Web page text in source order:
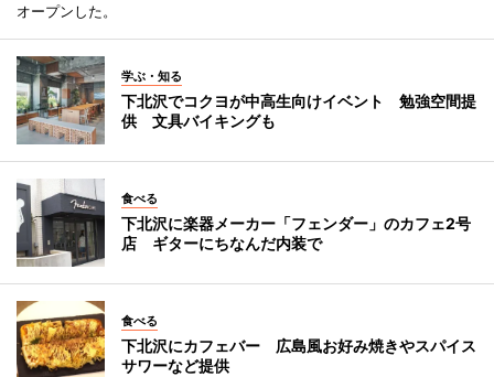
オープンした。
学ぶ・知る
下北沢でコクヨが中高生向けイベント 勉強空間提
供 文具バイキングも
食べる
下北沢に楽器メーカー「フェンダー」のカフェ2号
店 ギターにちなんだ内装で
食べる
下北沢にカフェバー 広島風お好み焼きやスパイス
サワーなど提供